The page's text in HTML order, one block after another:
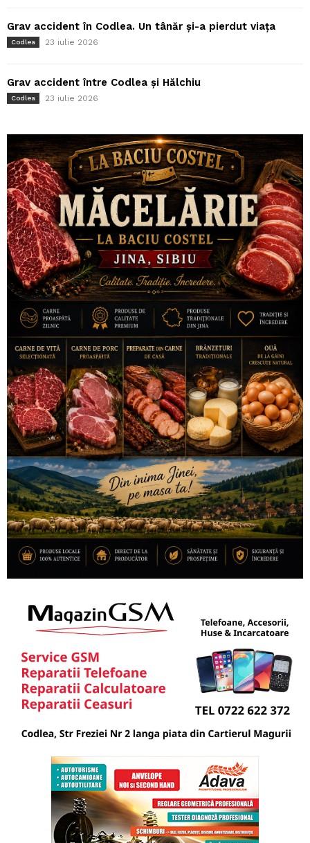
Grav accident în Codlea. Un tânăr și-a pierdut viața
Codlea 23 iulie 2026
Grav accident între Codlea și Hălchiu
Codlea 23 iulie 2026